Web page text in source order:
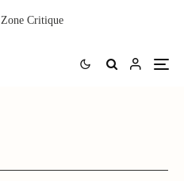
Zone Critique